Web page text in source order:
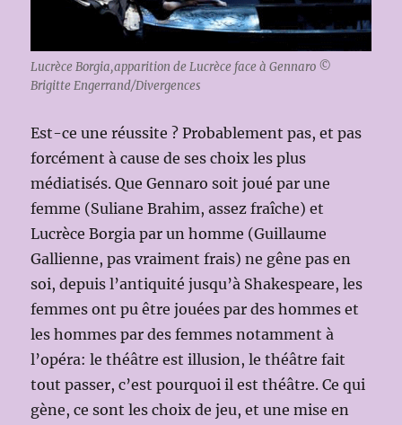
Lucrèce Borgia,apparition de Lucrèce face à Gennaro ©
Brigitte Engerrand/Divergences
Est-ce une réussite ? Probablement pas, et pas
forcément à cause de ses choix les plus
médiatisés. Que Gennaro soit joué par une
femme (Suliane Brahim, assez fraîche) et
Lucrèce Borgia par un homme (Guillaume
Gallienne, pas vraiment frais) ne gêne pas en
soi, depuis l’antiquité jusqu’à Shakespeare, les
femmes ont pu être jouées par des hommes et
les hommes par des femmes notamment à
l’opéra: le théâtre est illusion, le théâtre fait
tout passer, c’est pourquoi il est théâtre. Ce qui
gène, ce sont les choix de jeu, et une mise en